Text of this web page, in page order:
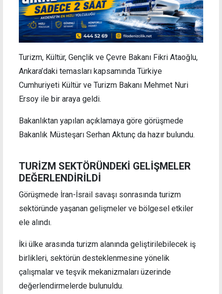
Turizm, Kültür, Gençlik ve Çevre Bakanı Fikri Ataoğlu,
Ankara’daki temasları kapsamında Türkiye
Cumhuriyeti Kültür ve Turizm Bakanı Mehmet Nuri
Ersoy ile bir araya geldi.
Bakanlıktan yapılan açıklamaya göre görüşmede
Bakanlık Müsteşarı Serhan Aktunç da hazır bulundu.
TURİZM SEKTÖRÜNDEKİ GELİŞMELER
DEĞERLENDİRİLDİ
Görüşmede İran-İsrail savaşı sonrasında turizm
sektöründe yaşanan gelişmeler ve bölgesel etkiler
ele alındı.
İki ülke arasında turizm alanında geliştirilebilecek iş
birlikleri, sektörün desteklenmesine yönelik
çalışmalar ve teşvik mekanizmaları üzerinde
değerlendirmelerde bulunuldu.